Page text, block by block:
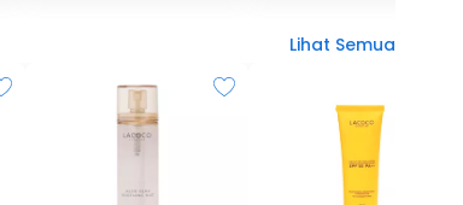
Lihat Semua